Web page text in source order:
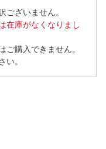
ございません。
在庫がなくなりまし
ご購入できません。
い。